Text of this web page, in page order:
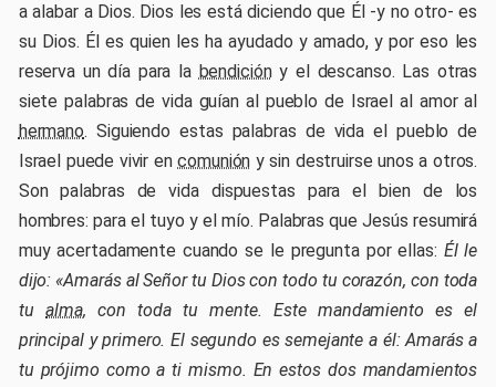
a alabar a Dios. Dios les está diciendo que Él -y no otro- es
su Dios. Él es quien les ha ayudado y amado, y por eso les
reserva un día para la bendicióny el descanso. Las otras
siete palabras de vida guían al pueblo de Israel al amor al
hermano. Siguiendo estas palabras de vida el pueblo de
Israel puede vivir encomunión y sin destruirse unos a otros.
Son palabras de vida dispuestas para el bien de los
hombres: para el tuyo y el mío. Palabras que Jesús resumirá
muy acertadamente cuando se le pregunta por ellas: Él le
dijo: «Amarás al Señor tu Dios con todo tu corazón, con toda
tualma, con toda tu mente. Este mandamiento es el
principal y primero. El segundo es semejante a él: Amarás a
tu prójimo como a ti mismo. En estos dos mandamientos